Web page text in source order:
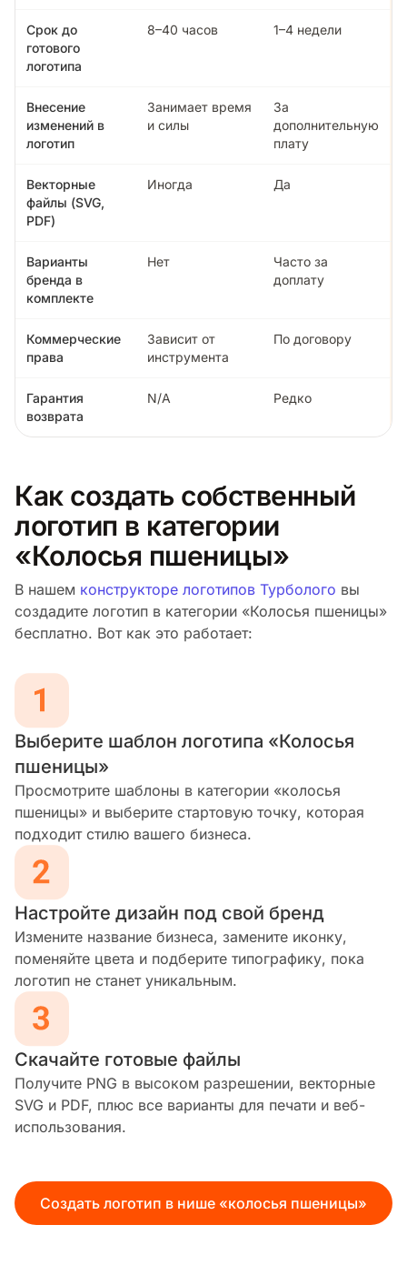
Срок до
готового
логотипа
8–40 часов 1–4 недели
Внесение
изменений в
логотип
Занимает время
и силы
За
дополнительную
плату
Векторные
файлы (SVG,
PDF)
Иногда Да
Варианты
бренда в
комплекте
Нет
Часто за
доплату
Коммерческие
права
Зависит от
инструмента
По договору
Гарантия
возврата
N/A Редко
Как создать собственный
логотип в категории
«Колосья пшеницы»
В нашем конструкторе логотипов Турболого вы
создадите логотип в категории «Колосья пшеницы»
бесплатно. Вот как это работает:
Выберите шаблон логотипа «Колосья
пшеницы»
Просмотрите шаблоны в категории «колосья
пшеницы» и выберите стартовую точку, которая
подходит стилю вашего бизнеса.
Настройте дизайн под свой бренд
Измените название бизнеса, замените иконку,
поменяйте цвета и подберите типографику, пока
логотип не станет уникальным.
Скачайте готовые файлы
Получите PNG в высоком разрешении, векторные
SVG и PDF, плюс все варианты для печати и веб-
использования.
Создать логотип в нише «колосья пшеницы»